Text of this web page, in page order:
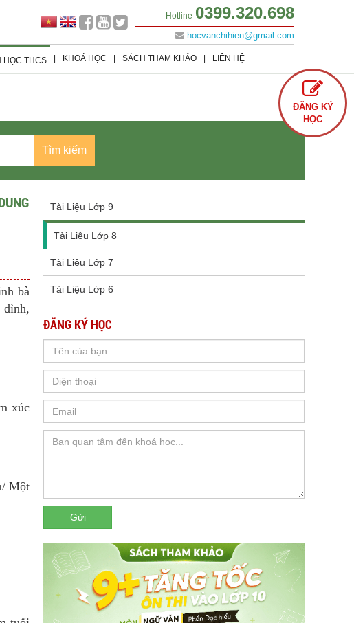
ĐĂNG KÝ
HỌC
Hotline 0399.320.698
hocvanchihien@gmail.com
HỌC THCS
Liệu Lớp 7
Liệu Lớp 6
KHOÁ HỌC SÁCH THAM KHẢO LIÊN HỆ
Tìm kiếm
bà
đình,
xúc
Một
Tài Liệu Lớp 9
Tài Liệu Lớp 8
Tài Liệu Lớp 7
Tài Liệu Lớp 6
ĐĂNG KÝ HỌC